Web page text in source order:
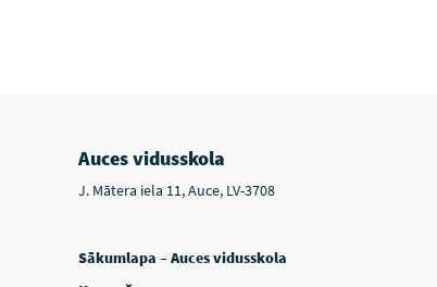
Auces vidusskola
J. Mātera iela 11, Auce, LV-3708
Sākumlapa – Auces vidusskola